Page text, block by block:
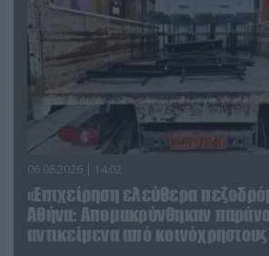
06.08.2026 | 14:02
«Επιχείρηση ελεύθερα
Αθήνα: Απομακρύνθηκαν
αντικείμενα από